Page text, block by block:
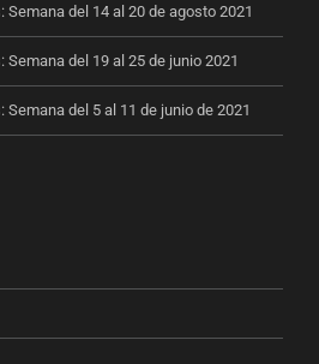
del 14 al 20 de agosto 2021
del 19 al 25 de junio 2021
del 5 al 11 de junio de 2021